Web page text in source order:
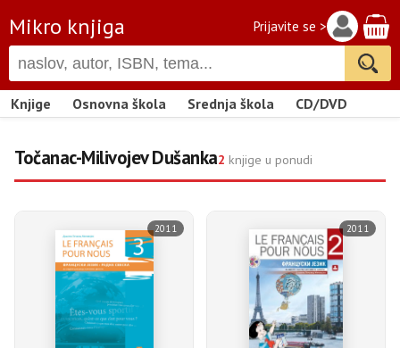
Mikro knjiga Prijavite se >
Knjige Osnovna škola Srednja škola CD/DVD
Točanac-Мilivojev Dušanka2 knjige u ponudi
2011 2011